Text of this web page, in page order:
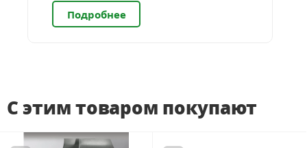
Подробнее
С этим товаром покупают